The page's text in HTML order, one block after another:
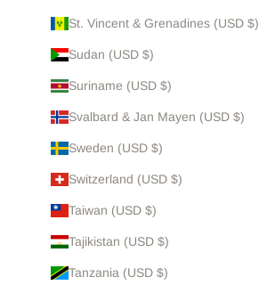
St. Vincent & Grenadines (USD $)
Sudan (USD $)
Suriname (USD $)
Svalbard & Jan Mayen (USD $)
Sweden (USD $)
Switzerland (USD $)
Taiwan (USD $)
Tajikistan (USD $)
Tanzania (USD $)